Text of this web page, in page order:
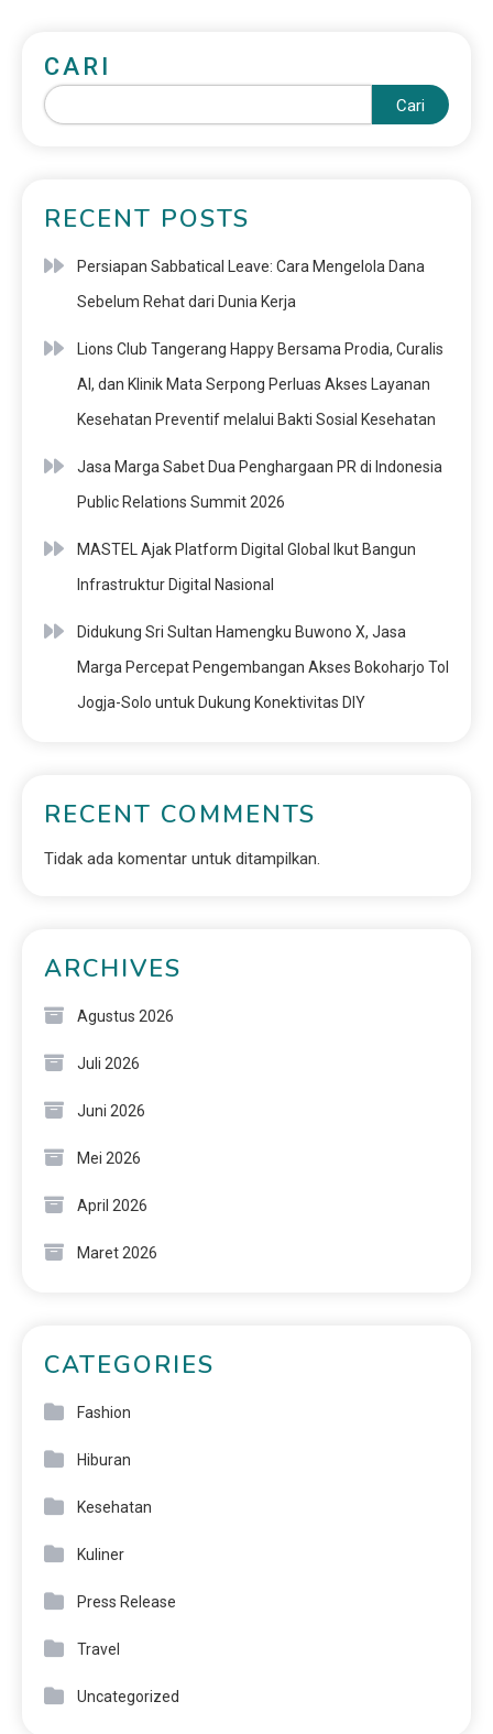
CARI
Cari
RECENT POSTS
Persiapan Sabbatical Leave: Cara Mengelola Dana
Sebelum Rehat dari Dunia Kerja
Lions Club Tangerang Happy Bersama Prodia, Curalis
AI, dan Klinik Mata Serpong Perluas Akses Layanan
Kesehatan Preventif melalui Bakti Sosial Kesehatan
Jasa Marga Sabet Dua Penghargaan PR di Indonesia
Public Relations Summit 2026
MASTEL Ajak Platform Digital Global Ikut Bangun
Infrastruktur Digital Nasional
Didukung Sri Sultan Hamengku Buwono X, Jasa
Marga Percepat Pengembangan Akses Bokoharjo Tol
Jogja-Solo untuk Dukung Konektivitas DIY
RECENT COMMENTS
Tidak ada komentar untuk ditampilkan.
ARCHIVES
Agustus 2026
Juli 2026
Juni 2026
Mei 2026
April 2026
Maret 2026
CATEGORIES
Fashion
Hiburan
Kesehatan
Kuliner
Press Release
Travel
Uncategorized